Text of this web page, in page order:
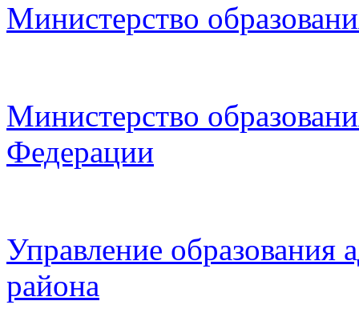
Министерство
Министерство
Федерации
Управление образования
района